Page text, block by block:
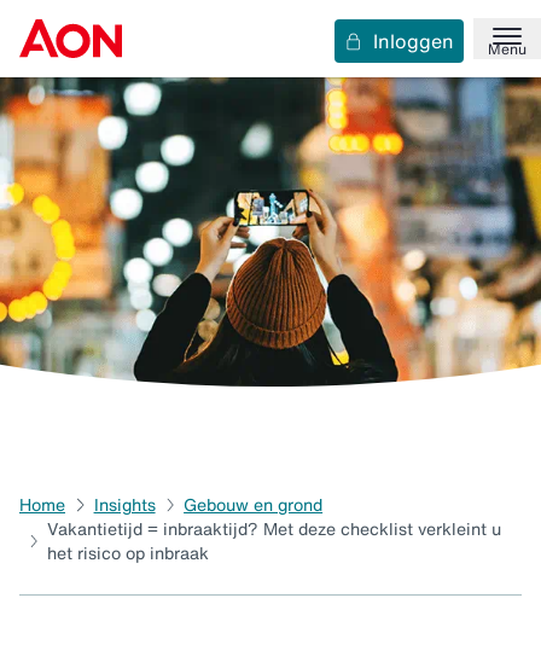
Menu
Inloggen
Home Insights
Gebouw en grond
Vakantietijd = inbraaktijd? Met deze checklist verkleint u
het risico op inbraak